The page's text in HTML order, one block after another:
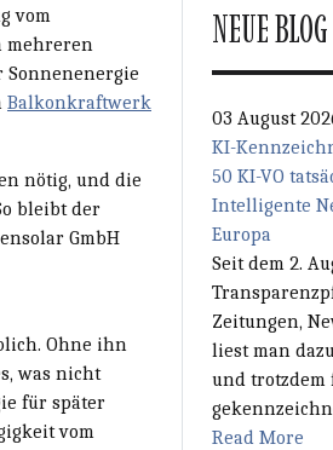
vom
mehreren
Balkonkraftwerk
nötig, und die
bleibt der
GmbH
Ohne ihn
was nicht
für später
vom
NEUE
03 August
KI-
50 KI-VO
Intelligente
Europa
Seit dem 2.
Zeitungen,
liest man
und trotzdem
Read More